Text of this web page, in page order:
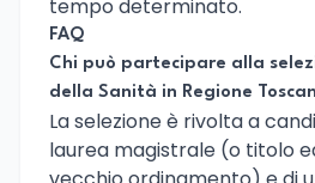
tempo determinato.
FAQ
Chi può partecipare alla
della Sanità in Regione
La selezione è rivolta a
laurea magistrale (o titolo